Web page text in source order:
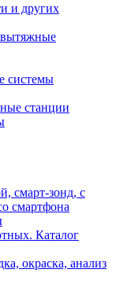
и других
системы
станции
смарт-зонд, с
смартфона
Каталог
окраска, анализ